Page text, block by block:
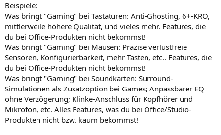
Beispiele:
Was bringt "Gaming" bei Tastaturen: Anti-Ghosting, 6+-KRO,
mittlerweile höhere Qualität, und vieles mehr. Features, die
du bei Office-Produkten nicht bekommst!
Was bringt "Gaming" bei Mäusen: Präzise verlustfreie
Sensoren, Konfigurierbarkeit, mehr Tasten, etc.. Features, die
du bei Office-Produkten nicht bekommst!
Was bringt "Gaming" bei Soundkarten: Surround-
Simulationen als Zusatzoption bei Games; Anpassbarer EQ
ohne Verzögerung; Klinke-Anschluss für Kopfhörer und
Mikrofon, etc. Alles Features, was du bei Office/Studio-
Produkten nicht bzw. kaum bekommst!